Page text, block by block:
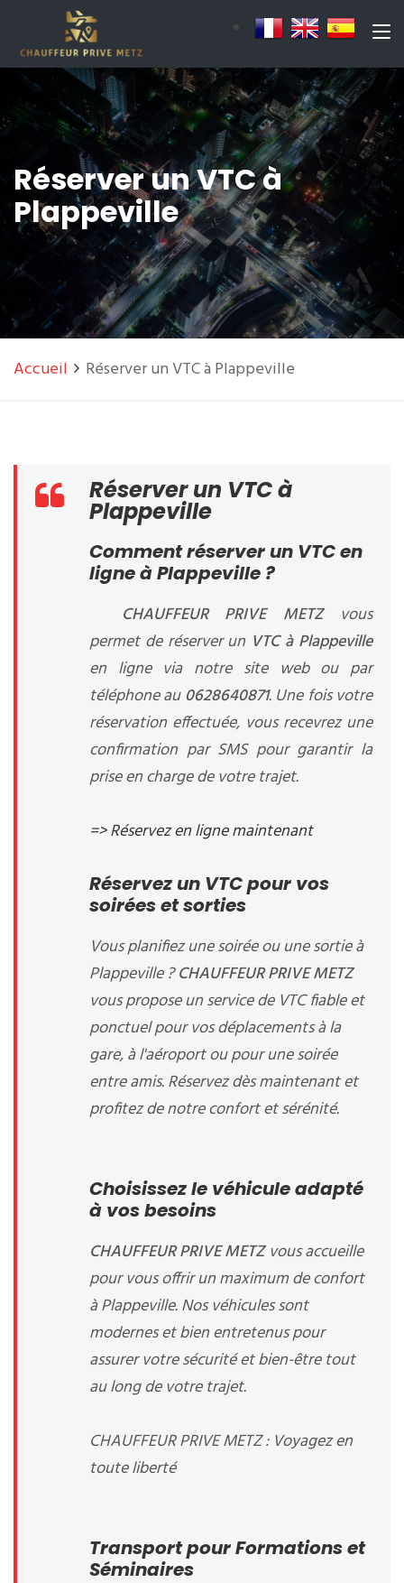
Réserver un VTC à
Plappeville
Accueil Réserver un VTC à Plappeville
Réserver un VTC à
Plappeville
Comment réserver un VTC en
ligne à Plappeville ?
CHAUFFEUR PRIVE METZ vous
permet de réserver un VTC à Plappeville
en ligne via notre site web ou par
téléphone au 0628640871. Une fois votre
réservation effectuée, vous recevrez une
confirmation par SMS pour garantir la
prise en charge de votre trajet.
=> Réservez en ligne maintenant
Réservez un VTC pour vos
soirées et sorties
Vous planifiez une soirée ou une sortie à
Plappeville ?CHAUFFEUR PRIVE METZ
vous propose un service de VTC fiable et
ponctuel pour vos déplacements à la
gare, à l'aéroport ou pour une soirée
entre amis. Réservez dès maintenant et
profitez de notre confort et sérénité.
Choisissez le véhicule adapté
à vos besoins
CHAUFFEUR PRIVE METZvous accueille
pour vous offrir un maximum de confort
à Plappeville. Nos véhicules sont
modernes et bien entretenus pour
assurer votre sécurité et bien-être tout
au long de votre trajet.
CHAUFFEUR PRIVE METZ : Voyagez en
toute liberté
Transport pour Formations et
Séminaires